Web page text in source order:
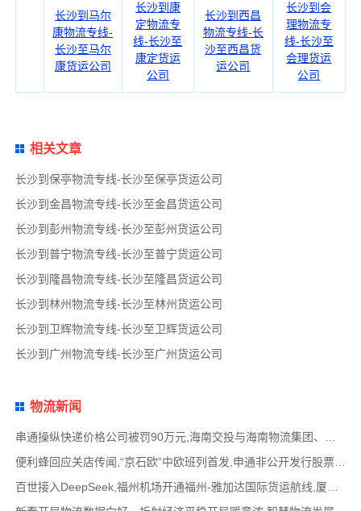
长沙到马尔
康物流专线-
长沙至马尔
康货运公司
长沙到康
定物流专
线-长沙至
康定货运
公司
长沙到西昌
物流专线-长
沙至西昌货
运公司
长沙到会
理物流专
线-长沙至
会理货运
公司
相关文章
长沙到保亭物流专线-长沙至保亭货运公司
长沙到金昌物流专线-长沙至金昌货运公司
长沙到彭州物流专线-长沙至彭州货运公司
长沙到普宁物流专线-长沙至普宁货运公司
长沙到隆昌物流专线-长沙至隆昌货运公司
长沙到林州物流专线-长沙至林州货运公司
长沙到卫辉物流专线-长沙至卫辉货运公司
长沙到广州物流专线-长沙至广州货运公司
物流新闻
便利蜂回应关店传闻,“京石欧”中欧班列首发,申通非公开发行股票方案失效,老挝中通和老挝
百世接入DeepSeek,福州机场开通福州-雅加达国际货运航线,厦门拟立法保障网约配送员劳动权益